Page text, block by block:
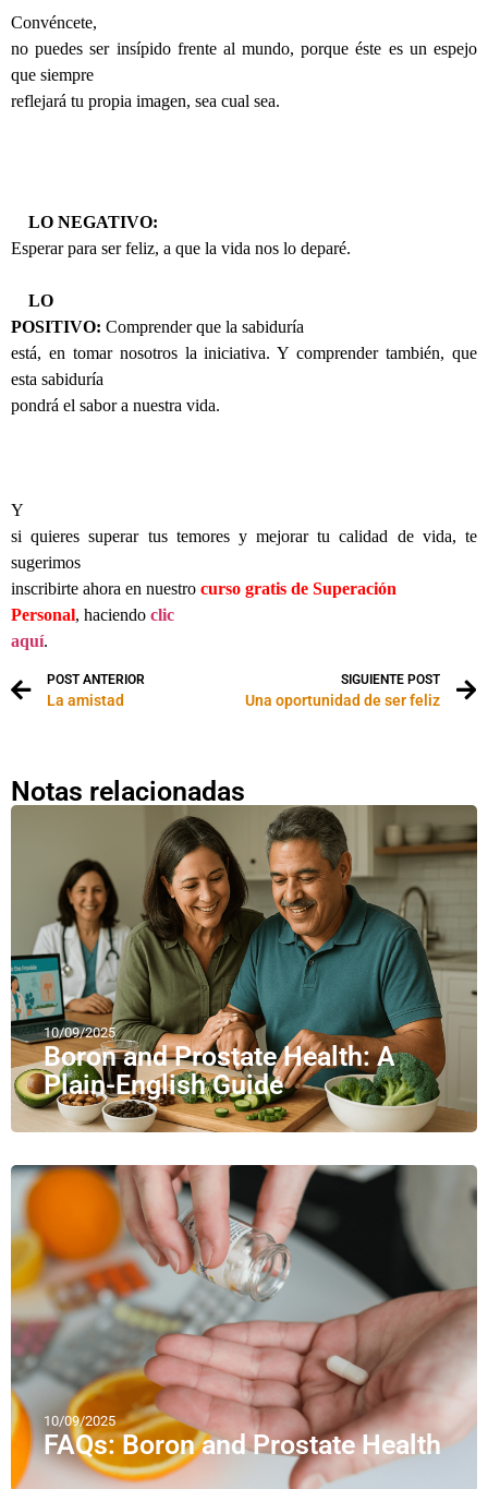
Convéncete,
no puedes ser insípido frente al mundo, porque éste es un espejo
que siempre
reflejará tu propia imagen, sea cual sea.
LO NEGATIVO:
Esperar para ser feliz, a que la vida nos lo deparé.
LO
POSITIVO: Comprender que la sabiduría
está, en tomar nosotros la iniciativa. Y comprender también, que
esta sabiduría
pondrá el sabor a nuestra vida.
Y
si quieres superar tus temores y mejorar tu calidad de vida, te
sugerimos
inscribirte ahora en nuestro curso gratis de Superación
Personal, haciendo clic
aquí.
POST ANTERIOR
La amistad
SIGUIENTE POST
Una oportunidad de ser feliz
Notas relacionadas
10/09/2025
Boron and Prostate Health: A
Plain-English Guide
10/09/2025
FAQs: Boron and Prostate Health